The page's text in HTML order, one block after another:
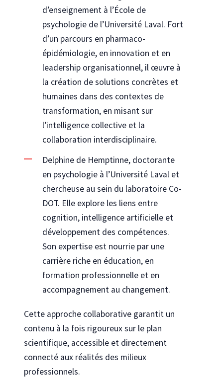
d’enseignement à l’École de
psychologie de l’Université Laval. Fort
d’un parcours en pharmaco-
épidémiologie, en innovation et en
leadership organisationnel, il œuvre à
la création de solutions concrètes et
humaines dans des contextes de
transformation, en misant sur
l’intelligence collective et la
collaboration interdisciplinaire.
Delphine de Hemptinne, doctorante
en psychologie à l’Université Laval et
chercheuse au sein du laboratoire Co-
DOT. Elle explore les liens entre
cognition, intelligence artificielle et
développement des compétences.
Son expertise est nourrie par une
carrière riche en éducation, en
formation professionnelle et en
accompagnement au changement.
Cette approche collaborative garantit un
contenu à la fois rigoureux sur le plan
scientifique, accessible et directement
connecté aux réalités des milieux
professionnels.